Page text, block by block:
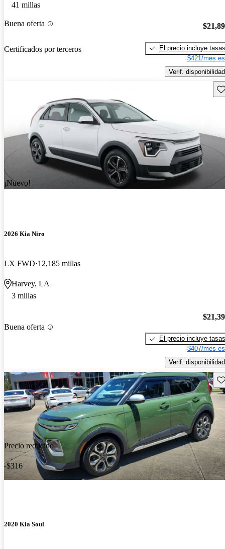
41 millas
Buena oferta
Certificados por terceros
El precio incluye tasas
$421/mes
Verif. disponibilidad
¡Nuevo!
2026 Kia Niro
LX FWD 12,185 millas
Harvey, LA
3 millas
Buena oferta
El precio incluye tasas
$407/mes
Verif. disponibilidad
Precio reducido
-$316
2020 Kia Soul